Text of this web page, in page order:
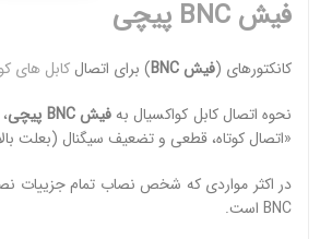
فیش BNC پیچی
کانکتورهای (فیش BNC ) برای اتصال کابل های
نحوه اتصال کابل کواکسیال بهفیش BNC پیچی
«اتصال کوتاه، قطعی و تضعیف سیگنال (بعلت
در اکثر مواردی که شخص نصاب تمام جزییات
BNC است.